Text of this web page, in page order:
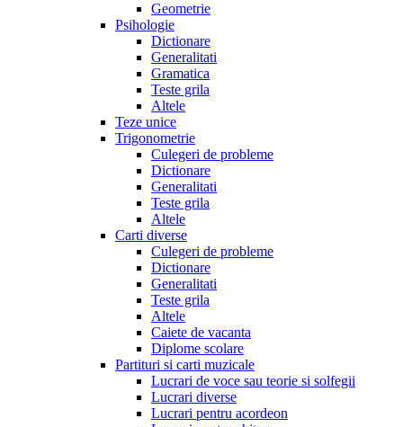
Geometrie
Psihologie
Dictionare
Generalitati
Gramatica
Teste grila
Altele
Teze unice
Trigonometrie
Culegeri de probleme
Dictionare
Generalitati
Teste grila
Altele
Carti diverse
Culegeri de probleme
Dictionare
Generalitati
Teste grila
Altele
Caiete de vacanta
Diplome scolare
Partituri si carti muzicale
Lucrari de voce sau teorie si solfegii
Lucrari diverse
Lucrari pentru acordeon